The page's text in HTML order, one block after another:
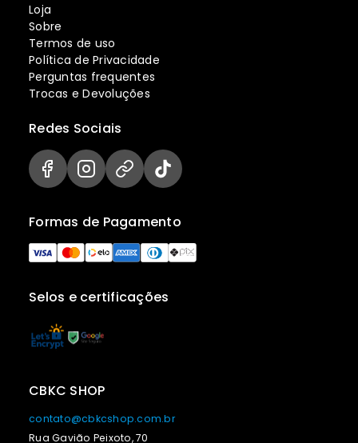
Loja
Sobre
Termos de uso
Política de Privacidade
Perguntas frequentes
Trocas e Devoluções
Selos e certificações
Formas de Pagamento
Redes Sociais
CBKC SHOP
contato@cbkcshop.com.br
Rua Gavião Peixoto, 70